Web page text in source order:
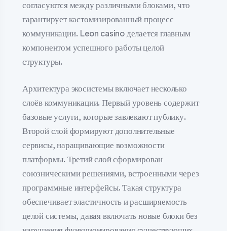
согласуются между различными блоками, что
гарантирует кастомизированный процесс
коммуникации. Leon casino делается главным
компонентом успешного работы целой
структуры.
Архитектура экосистемы включает несколько
слоёв коммуникации. Первый уровень содержит
базовые услуги, которые завлекают публику.
Второй слой формируют дополнительные
сервисы, наращивающие возможности
платформы. Третий слой сформирован
союзническими решениями, встроенными через
программные интерфейсы. Такая структура
обеспечивает эластичность и расширяемость
целой системы, давая включать новые блоки без